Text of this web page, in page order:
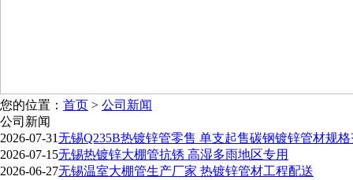
您的位置： 首页 > 公司新闻
公司新闻
2026-07-31无锡Q235B热镀锌管零售 单支起售碳钢镀锌管材规
2026-07-15无锡热镀锌大棚管抗锈 高湿多雨地区专用
2026-06-27无锡温室大棚管生产厂家 热镀锌管材工程配送